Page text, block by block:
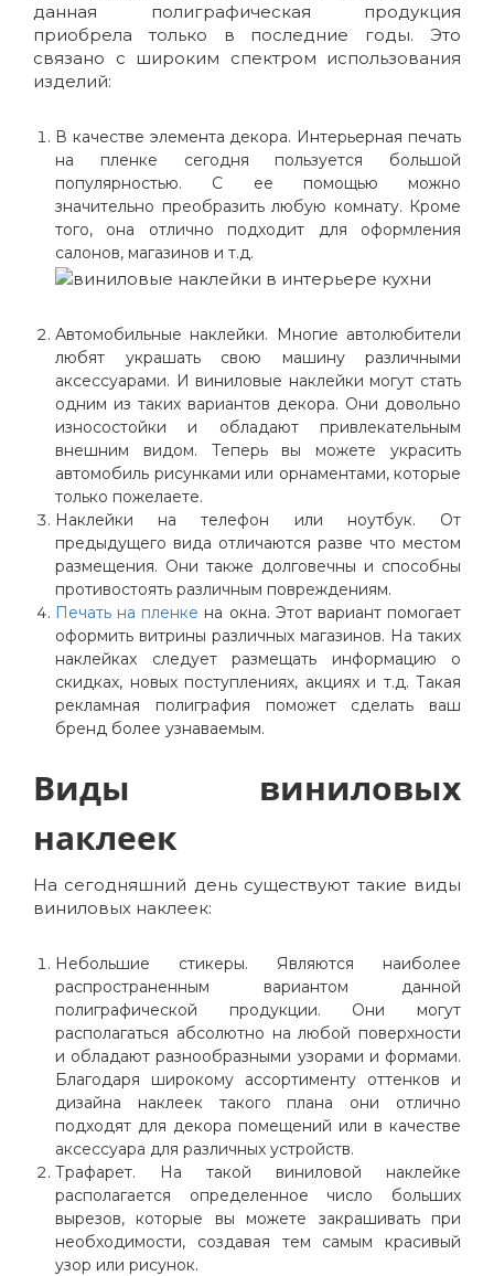
данная полиграфическая продукция
приобрела только в последние годы. Это
связано с широким спектром использования
изделий:
В качестве элемента декора. Интерьерная печать
на пленке сегодня пользуется большой
популярностью. С ее помощью можно
значительно преобразить любую комнату. Кроме
того, она отлично подходит для оформления
салонов, магазинов и т.д.
Автомобильные наклейки. Многие автолюбители
любят украшать свою машину различными
аксессуарами. И виниловые наклейки могут стать
одним из таких вариантов декора. Они довольно
износостойки и обладают привлекательным
внешним видом. Теперь вы можете украсить
автомобиль рисунками или орнаментами, которые
только пожелаете.
Наклейки на телефон или ноутбук. От
предыдущего вида отличаются разве что местом
размещения. Они также долговечны и способны
противостоять различным повреждениям.
Печать на пленке на окна. Этот вариант помогает
оформить витрины различных магазинов. На таких
наклейках следует размещать информацию о
скидках, новых поступлениях, акциях и т.д. Такая
рекламная полиграфия поможет сделать ваш
бренд более узнаваемым.
Виды виниловых
наклеек
На сегодняшний день существуют такие виды
виниловых наклеек:
Небольшие стикеры. Являются наиболее
распространенным вариантом данной
полиграфической продукции. Они могут
располагаться абсолютно на любой поверхности
и обладают разнообразными узорами и формами.
Благодаря широкому ассортименту оттенков и
дизайна наклеек такого плана они отлично
подходят для декора помещений или в качестве
аксессуара для различных устройств.
Трафарет. На такой виниловой наклейке
располагается определенное число больших
вырезов, которые вы можете закрашивать при
необходимости, создавая тем самым красивый
узор или рисунок.